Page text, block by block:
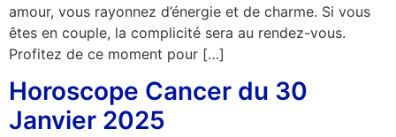
amour, vous rayonnez d’énergie et de charme. Si vous
êtes en couple, la complicité sera au rendez-vous.
Profitez de ce moment pour […]
Horoscope Cancer du 30
Janvier 2025